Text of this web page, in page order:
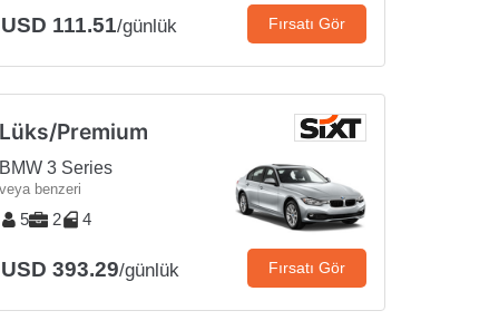
USD 111.51/günlük Fırsatı Gör
Lüks/Premium
BMW 3 Series
veya benzeri
5 2 4
USD 393.29/günlük Fırsatı Gör